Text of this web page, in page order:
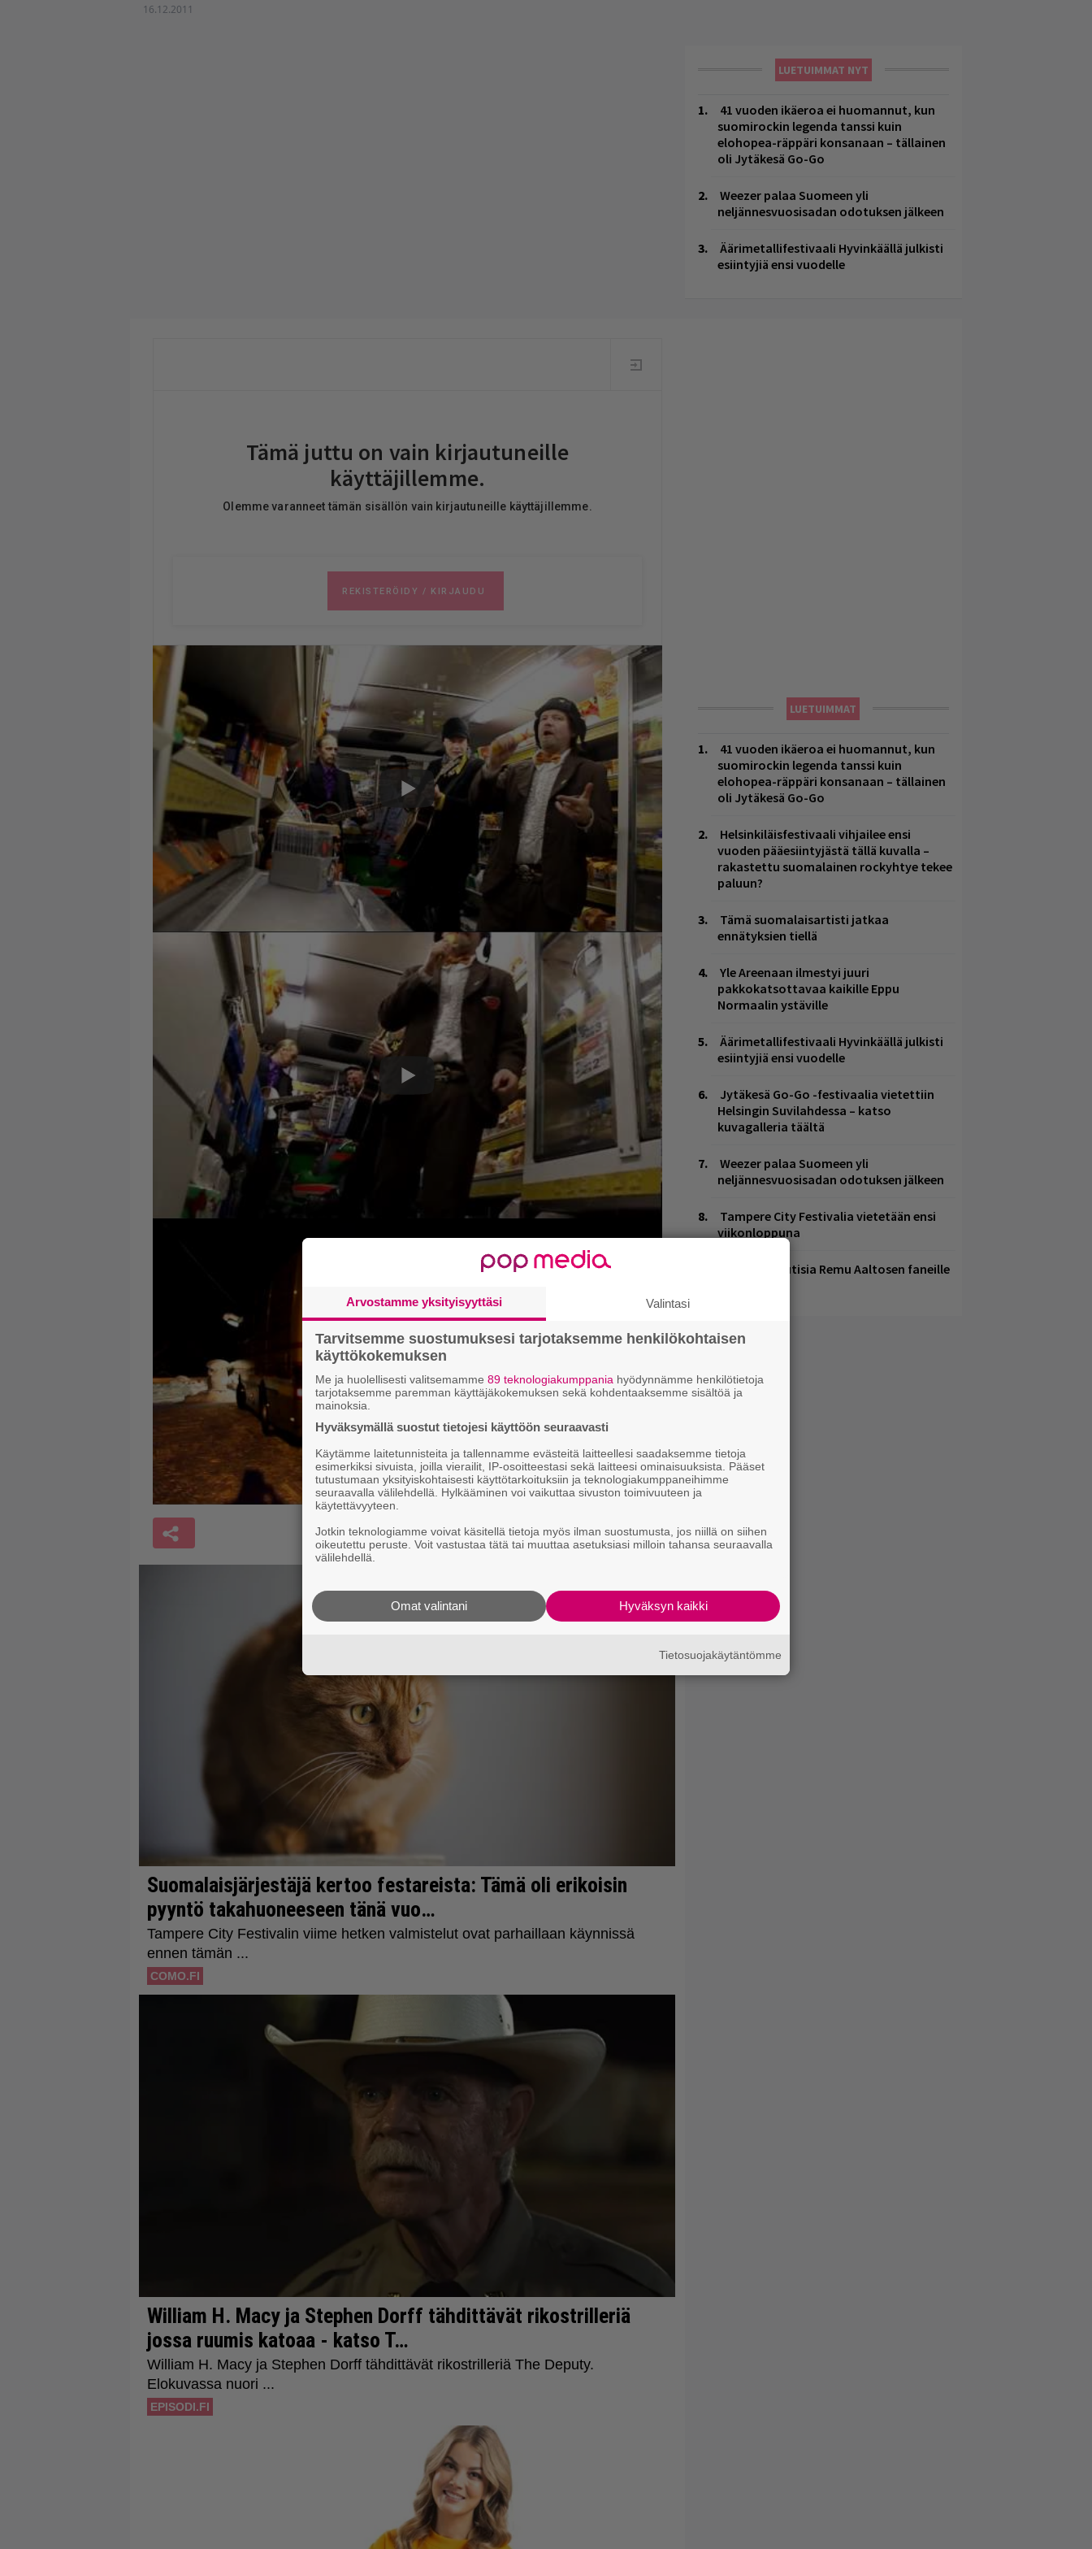
16.12.2011
LUETUIMMAT NYT
41 vuoden ikäeroa ei huomannut, kun
suomirockin legenda tanssi kuin
elohopea-räppäri konsanaan – tällainen
oli Jytäkesä Go-Go
Weezer palaa Suomeen yli
neljännesvuosisadan odotuksen jälkeen
Äärimetallifestivaali Hyvinkäällä julkisti
esiintyjiä ensi vuodelle
LUETUIMMAT
41 vuoden ikäeroa ei huomannut, kun
suomirockin legenda tanssi kuin
elohopea-räppäri konsanaan – tällainen
oli Jytäkesä Go-Go
Helsinkiläisfestivaali vihjailee ensi
vuoden pääesiintyjästä tällä kuvalla –
rakastettu suomalainen rockyhtye tekee
paluun?
Tämä suomalaisartisti jatkaa
ennätyksien tiellä
Yle Areenaan ilmestyi juuri
pakkokatsottavaa kaikille Eppu
Normaalin ystäville
Äärimetallifestivaali Hyvinkäällä julkisti
esiintyjiä ensi vuodelle
Jytäkesä Go-Go -festivaalia vietettiin
Helsingin Suvilahdessa – katso
kuvagalleria täältä
Weezer palaa Suomeen yli
neljännesvuosisadan odotuksen jälkeen
Tampere City Festivalia vietetään ensi
viikonloppuna
Mainioita uutisia Remu Aaltosen faneille
Arvostamme yksityisyyttäsi Valintasi
Tarvitsemme suostumuksesi tarjotaksemme henkilökohtaisen
käyttökokemuksen
Me ja huolellisesti valitsemamme 89 teknologiakumppania hyödynnämme henkilötietoja
tarjotaksemme paremman käyttäjäkokemuksen sekä kohdentaaksemme sisältöä ja
mainoksia.
Hyväksymällä suostut tietojesi käyttöön seuraavasti
Käytämme laitetunnisteita ja tallennamme evästeitä laitteellesi saadaksemme tietoja
esimerkiksi sivuista, joilla vierailit, IP-osoitteestasi sekä laitteesi ominaisuuksista. Pääset
tutustumaan yksityiskohtaisesti käyttötarkoituksiin ja teknologiakumppaneihimme
seuraavalla välilehdellä. Hylkääminen voi vaikuttaa sivuston toimivuuteen ja
käytettävyyteen.
Jotkin teknologiamme voivat käsitellä tietoja myös ilman suostumusta, jos niillä on siihen
oikeutettu peruste. Voit vastustaa tätä tai muuttaa asetuksiasi milloin tahansa seuraavalla
välilehdellä.
Hyväksyn kaikki
Omat valintani
Tietosuojakäytäntömme